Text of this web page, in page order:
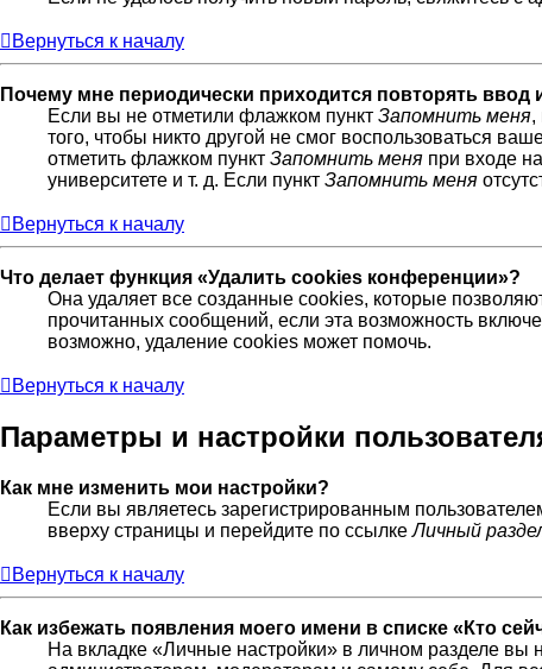
Вернуться к началу
Почему мне периодически приходится повторять ввод
Если вы не отметили флажком пункт Запомнить меня,
того, чтобы никто другой не смог воспользоваться
отметить флажком пункт Запомнить меня при входе
университете и т. д. Если пункт Запомнить меня
Вернуться к началу
Что делает функция «Удалить cookies конференции»?
Она удаляет все созданные cookies, которые
прочитанных сообщений, если эта возможность
возможно, удаление cookies может помочь.
Вернуться к началу
Параметры и настройки
Как мне изменить мои настройки?
Если вы являетесь зарегистрированным
вверху страницы и перейдите по ссылкеЛичный
Вернуться к началу
Как избежать появления моего имени в списке «Кто
На вкладке «Личные настройки» в личном разделе вы